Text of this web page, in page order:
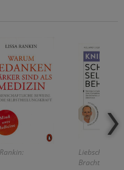
Liebscher-
Bracht/